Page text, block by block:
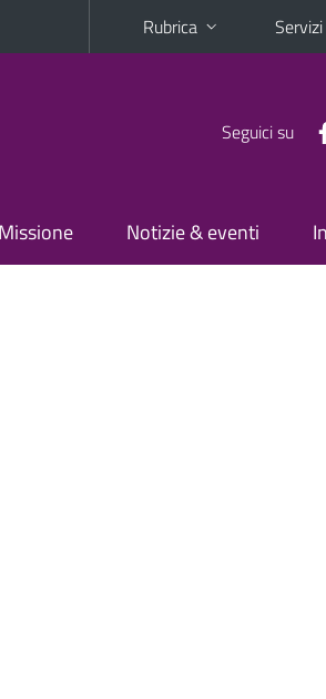
Rubrica Servizi
Seguici su
Notizie & eventi